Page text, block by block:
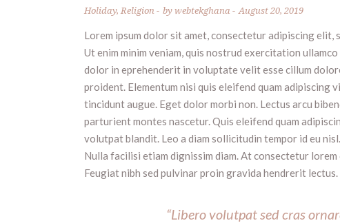
Holiday, Religion bywebtekghana
August 20, 2019
Lorem ipsum dolor sit amet, consectetur adipiscing
Ut enim minim veniam, quis nostrud exercitation
dolor in eprehenderit in voluptate velit esse cillum
proident. Elementum nisi quis eleifend quam
tincidunt augue. Eget dolor morbi non. Lectus arcu
parturient montes nascetur. Quis eleifend quam
volutpat blandit. Leo a diam sollicitudin tempor id eu
Nulla facilisi etiam dignissim diam. At consectetur
Feugiat nibh sed pulvinar proin gravida hendrerit lectus.
“Libero volutpat sed cras